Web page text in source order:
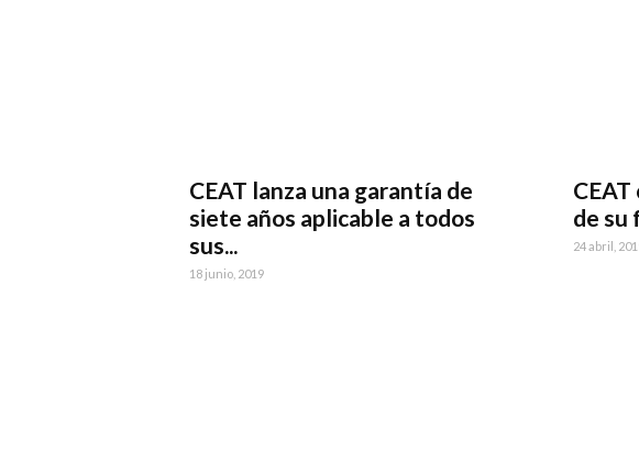
CEAT lanza una garantía de
siete años aplicable a todos
sus...
18 junio, 2019
de su
24 abril,